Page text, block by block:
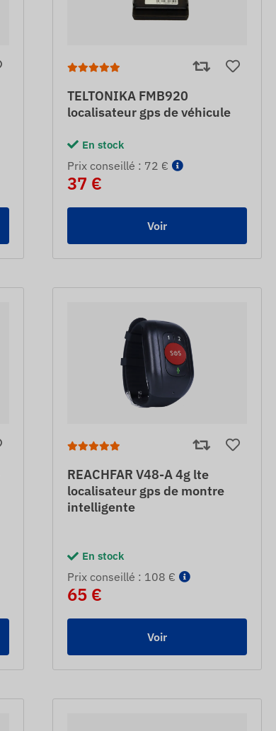
TELTONIKA FMB920
localisateur gps de véhicule
En stock
Prix ​​conseillé : 72 €
37 €
Voir
REACHFAR V48-A 4g lte
localisateur gps de montre
intelligente
En stock
Prix ​​conseillé : 108 €
65 €
Voir